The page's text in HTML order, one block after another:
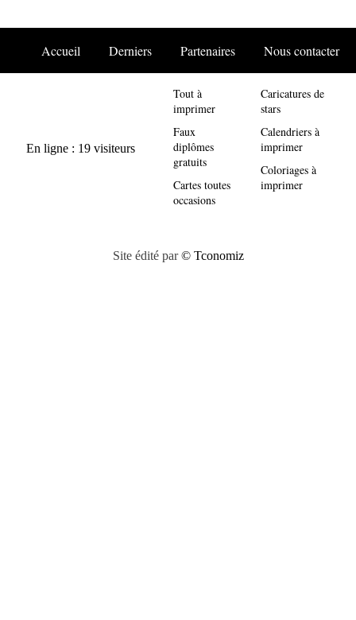
Accueil Derniers Partenaires Nous contacter
Tout à
imprimer
Faux
diplômes
gratuits
Cartes toutes
occasions
Caricatures de
stars
Calendriers à
imprimer
Coloriages à
imprimer
Site édité par© Tconomiz